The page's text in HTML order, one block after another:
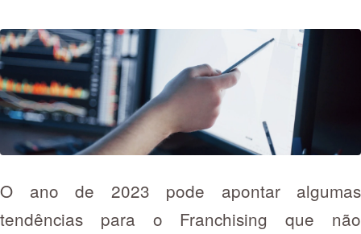
O ano de 2023 pode apontar algumas
tendências para o Franchising que não